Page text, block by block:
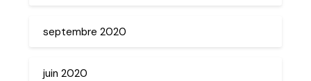
septembre 2020
juin 2020